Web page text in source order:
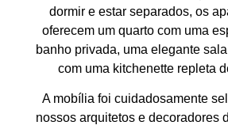
dormir e estar separados, os
oferecem um quarto com uma
banho privada, uma elegante
com uma kitchenette repleta
A mobília foi cuidadosamente
nossos arquitetos e decoradores